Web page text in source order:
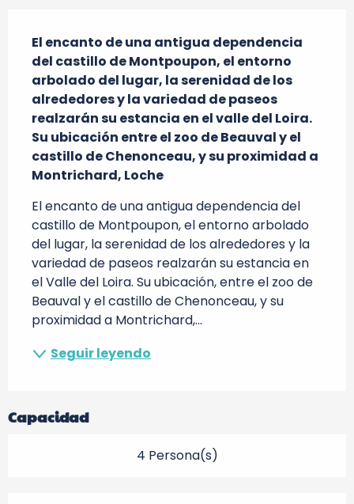
El encanto de una antigua dependencia
del castillo de Montpoupon, el entorno
arbolado del lugar, la serenidad de los
alrededores y la variedad de paseos
realzarán su estancia en el valle del Loira.
Su ubicación entre el zoo de Beauval y el
castillo de Chenonceau, y su proximidad a
Montrichard, Loche
El encanto de una antigua dependencia del
castillo de Montpoupon, el entorno arbolado
del lugar, la serenidad de los alrededores y la
variedad de paseos realzarán su estancia en
el Valle del Loira. Su ubicación, entre el zoo de
Beauval y el castillo de Chenonceau, y su
proximidad a Montrichard,...
Seguir leyendo
Capacidad
4 Persona(s)